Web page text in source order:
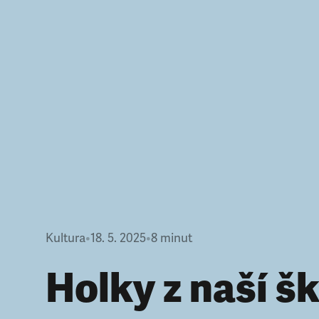
Kultura•18. 5. 2025•8 minut
Holky z naší